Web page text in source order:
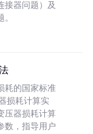
接器问题）及
耗的国家标准
损耗计算实
压器损耗计算
数，指导用户